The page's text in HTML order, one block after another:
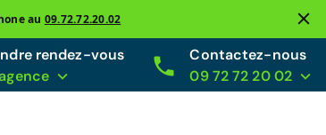
au 09.72.72.20.02
rendez-vous
Contactez-nous
09 72 72 20 02